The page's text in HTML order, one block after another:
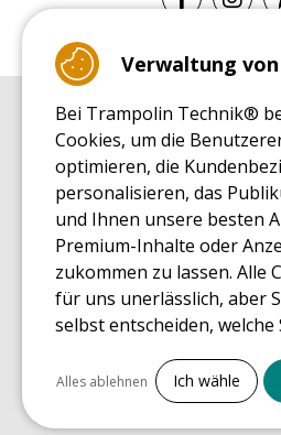
EINKAUFSRATGEBER
Einkaufsratgeber
MONTAGE RATGEBER
Montagehinweise für ein Freizeit
PFLEGERATGEBER
Pflegeratgeber für Ihr Freizeit Trampolin
ENDECKUNGSTOUR
Was Sie über Freizeit Trampoline wissen
EINKAUFSRATGEBER FÜR ERSATZTEILE
Verwaltung
Bei Trampolin Technik®
Cookies, um die
optimieren, die
personalisieren, das
und Ihnen unsere besten
Premium-Inhalte oder
zukommen zu lassen. Alle
für uns unerlässlich, aber
selbst entscheiden, welche
Alles ankreuzen
Notwendige Cookies
Alles ablehnen Ich wähle